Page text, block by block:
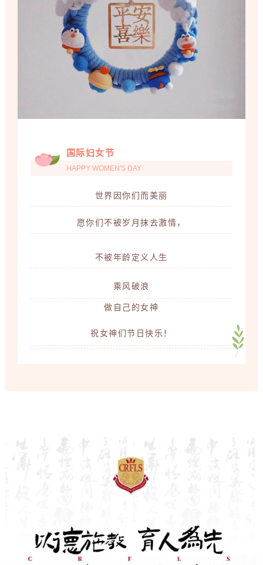
国际妇女节
HAPPY WOMEN'S DAY
世界因你们而美丽
愿你们不被岁月抹去激情，
不被年龄定义人生
乘风破浪
做自己的女神
祝女神们节日快乐！